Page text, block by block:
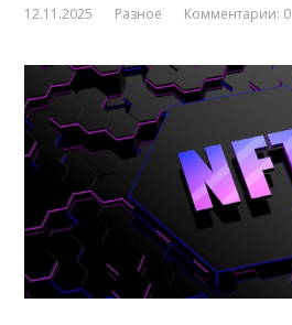
12.11.2025 Разное Комментарии: 0